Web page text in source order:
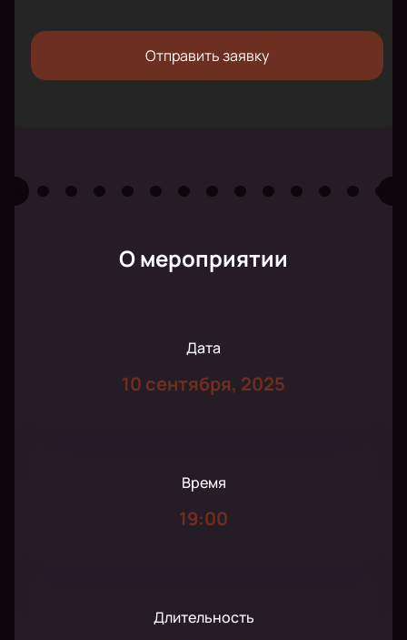
Отправить заявку
О мероприятии
Дата
10 сентября, 2025
Время
19:00
Длительность